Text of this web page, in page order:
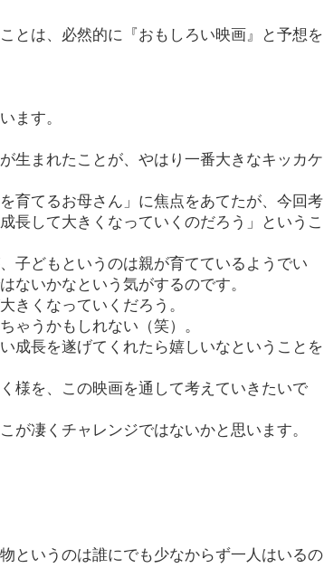
とは、必然的に『おもしろい映画』と予想を
ます。
生まれたことが、やはり一番大きなキッカケ
育てるお母さん」に焦点をあてたが、今回考
長して大きくなっていくのだろう」というこ
子どもというのは親が育てているようでい
ないかなという気がするのです。
きくなっていくだろう。
ゃうかもしれない（笑）。
成長を遂げてくれたら嬉しいなということを
様を、この映画を通して考えていきたいで
凄くチャレンジではないかと思います。
というのは誰にでも少なからず一人はいるの